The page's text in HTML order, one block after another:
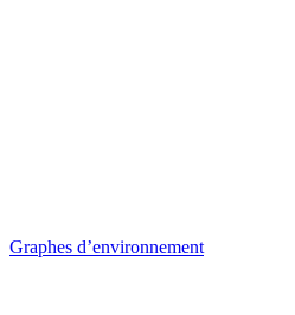
Graphes d’environnement